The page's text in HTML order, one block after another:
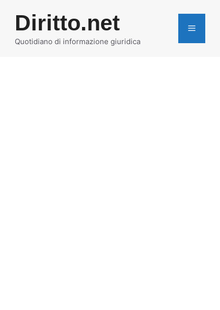
contenuto
Diritto.net
Quotidiano di informazione giuridica
MENU